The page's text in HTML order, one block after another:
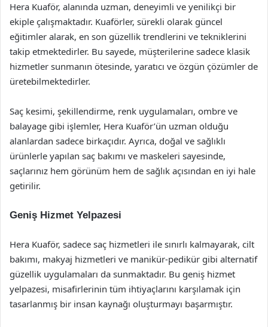
Hera Kuaför, alanında uzman, deneyimli ve yenilikçi bir
ekiple çalışmaktadır. Kuaförler, sürekli olarak güncel
eğitimler alarak, en son güzellik trendlerini ve tekniklerini
takip etmektedirler. Bu sayede, müşterilerine sadece klasik
hizmetler sunmanın ötesinde, yaratıcı ve özgün çözümler de
üretebilmektedirler.
Saç kesimi, şekillendirme, renk uygulamaları, ombre ve
balayage gibi işlemler, Hera Kuaför’ün uzman olduğu
alanlardan sadece birkaçıdır. Ayrıca, doğal ve sağlıklı
ürünlerle yapılan saç bakımı ve maskeleri sayesinde,
saçlarınız hem görünüm hem de sağlık açısından en iyi hale
getirilir.
Geniş Hizmet Yelpazesi
Hera Kuaför, sadece saç hizmetleri ile sınırlı kalmayarak, cilt
bakımı, makyaj hizmetleri ve manikür-pedikür gibi alternatif
güzellik uygulamaları da sunmaktadır. Bu geniş hizmet
yelpazesi, misafirlerinin tüm ihtiyaçlarını karşılamak için
tasarlanmış bir insan kaynağı oluşturmayı başarmıştır.